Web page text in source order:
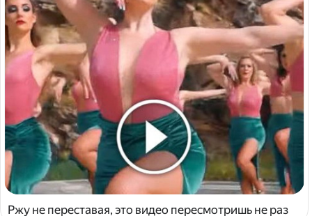
Ржу не переставая, это видео пересмотришь не раз